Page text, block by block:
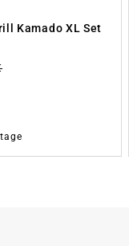
Kamado XL Set